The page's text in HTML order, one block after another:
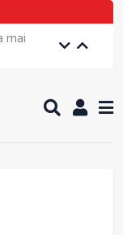
mai